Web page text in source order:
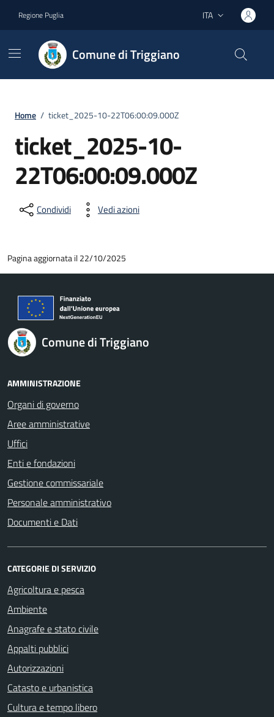
Regione Puglia Lingua attiva:
ITA
Comune di Triggiano
Home / ticket_2025-10-22T06:00:09.000Z
ticket_2025-10-
22T06:00:09.000Z
Condividi Vedi azioni
Pagina aggiornata il 22/10/2025
Comune di Triggiano
AMMINISTRAZIONE
Organi di governo
Aree amministrative
Uffici
Enti e fondazioni
Gestione commissariale
Personale amministrativo
Documenti e Dati
CATEGORIE DI SERVIZIO
Agricoltura e pesca
Ambiente
Anagrafe e stato civile
Appalti pubblici
Autorizzazioni
Catasto e urbanistica
Cultura e tempo libero